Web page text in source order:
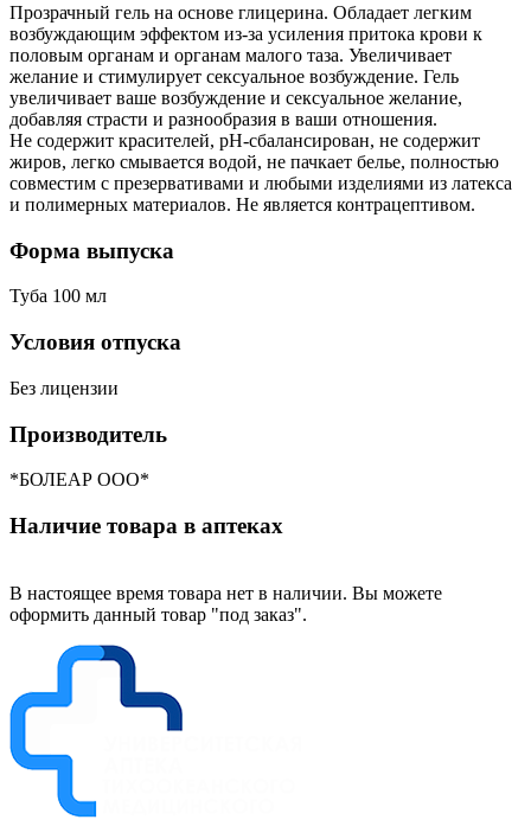
Прозрачный гель на основе глицерина. Обладает легким
возбуждающим эффектом из-за усиления притока крови к
половым органам и органам малого таза. Увеличивает
желание и стимулирует сексуальное возбуждение. Гель
увеличивает ваше возбуждение и сексуальное желание,
добавляя страсти и разнообразия в ваши отношения.
Не содержит красителей, pH-сбалансирован, не содержит
жиров, легко смывается водой, не пачкает белье, полностью
совместим с презервативами и любыми изделиями из латекса
и полимерных материалов. Не является контрацептивом.
Форма выпуска
Туба 100 мл
Условия отпуска
Без лицензии
Производитель
*БОЛЕАР ООО*
Наличие товара в аптеках
В настоящее время товара нет в наличии. Вы можете
оформить данный товар "под заказ".